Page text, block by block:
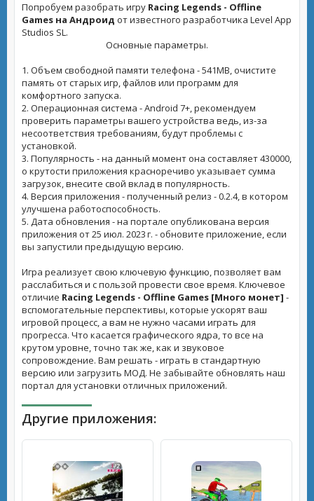
Попробуем разобрать игру Racing Legends - Offline
Games на Андроид от известного разработчика Level App
Studios SL.
Основные параметры.
1. Объем свободной памяти телефона - 541MB, очистите
память от старых игр, файлов или программ для
комфортного запуска.
2. Операционная система - Android 7+, рекомендуем
проверить параметры вашего устройства ведь, из-за
несоответствия требованиям, будут проблемы с
установкой.
3. Популярность - на данный момент она составляет 430000,
о крутости приложения красноречиво указывает сумма
загрузок, внесите свой вклад в популярность.
4. Версия приложения - полученный релиз - 0.2.4, в котором
улучшена работоспособность.
5. Дата обновления - на портале опубликована версия
приложения от 25 июл. 2023 г. - обновите приложение, если
вы запустили предыдущую версию.
Игра реализует свою ключевую функцию, позволяет вам
расслабиться и с пользой провести свое время. Ключевое
отличие Racing Legends - Offline Games [Много монет] -
вспомогательные перспективы, которые ускорят ваш
игровой процесс, а вам не нужно часами играть для
прогресса. Что касается графического ядра, то все на
крутом уровне, точно так же, как и звуковое
сопровождение. Вам решать - играть в стандартную
версию или загрузить МОД. Не забывайте обновлять наш
портал для установки отличных приложений.
Другие приложения: